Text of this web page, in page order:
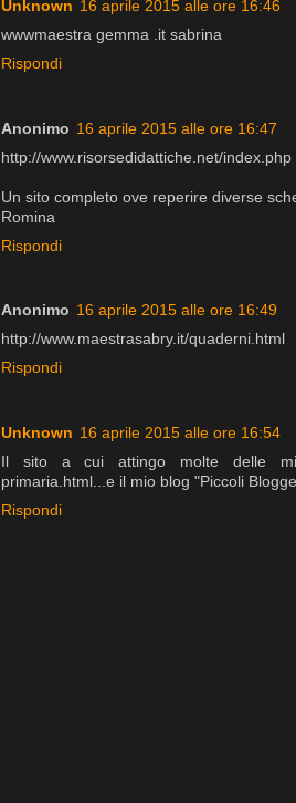
Unknown 16 aprile 2015 alle ore 16:46
wwwmaestra gemma .it sabrina
Rispondi
Anonimo 16 aprile 2015 alle ore 16:47
http://www.risorsedidattiche.net/index.php
Un sito completo ove reperire diverse
Romina
Rispondi
Anonimo 16 aprile 2015 alle ore 16:49
http://www.maestrasabry.it/quaderni.html
Rispondi
Unknown 16 aprile 2015 alle ore 16:54
Il sito a cui attingo molte delle mie
primaria.html...e il mio blog "Piccoli
Rispondi